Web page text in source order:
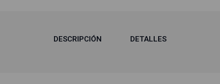
DESCRIPCIÓN DETALLES